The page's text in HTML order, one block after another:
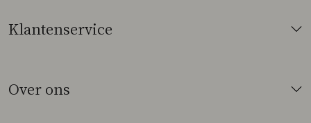
Klantenservice
Over ons